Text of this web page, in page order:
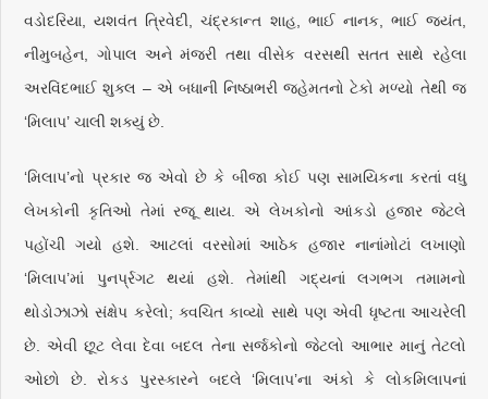
વડોદરિયા, યશવંત ત્રિવેદી, ચંદ્રકાન્ત શાહ, ભાઈ નાનક, ભાઈ જયંત,
નીમુબહેન, ગોપાલ અને મંજરી તથા વીસેક વરસથી સતત સાથે રહેલા
અરવિંદભાઈ શુક્લ – એ બધાની નિષ્ઠાભરી જહેમતનો ટેકો મળ્યો તેથી જ
‘મિલાપ’ ચાલી શક્યું છે.
‘મિલાપ’નો પ્રકાર જ એવો છે કે બીજા કોઈ પણ સામયિકના કરતાં વધુ
લેખકોની કૃતિઓ તેમાં રજૂ થાય. એ લેખકોનો આંકડો હજાર જેટલે
પહોંચી ગયો હશે. આટલાં વરસોમાં આઠેક હજાર નાનાંમોટાં લખાણો
‘મિલાપ’માં પુનર્પ્રગટ થયાં હશે. તેમાંથી ગદ્યનાં લગભગ તમામનો
થોડોઝાઝો સંક્ષેપ કરેલો; ક્વચિત કાવ્યો સાથે પણ એવી ધૃષ્ટતા આચરેલી
છે. એવી છૂટ લેવા દેવા બદલ તેના સર્જકોનો જેટલો આભાર માનું તેટલો
ઓછો છે. રોકડ પુરસ્કારને બદલે ‘મિલાપ’ના અંકો કે લોકમિલાપનાં